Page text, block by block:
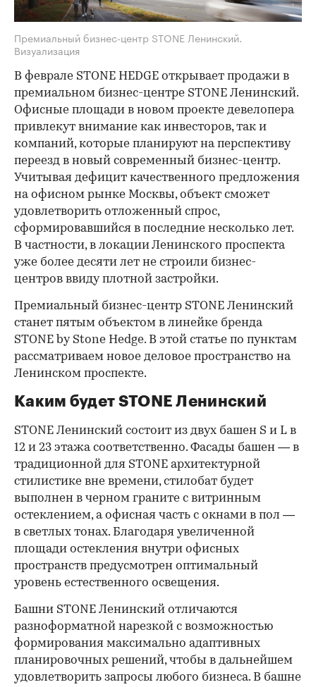
Премиальный бизнеc-центр STONE Ленинский.
Визуализация
В феврале STONE HEDGE открывает продажи в
премиальном бизнес-центре STONE Ленинский.
Офисные площади в новом проекте девелопера
привлекут внимание как инвесторов, так и
компаний, которые планируют на перспективу
переезд в новый современный бизнес-центр.
Учитывая дефицит качественного предложения
на офисном рынке Москвы, объект сможет
удовлетворить отложенный спрос,
сформировавшийся в последние несколько лет.
В частности, в локации Ленинского проспекта
уже более десяти лет не строили бизнес-
центров ввиду плотной застройки.
Премиальный бизнес-центр STONE Ленинский
станет пятым объектом в линейке бренда
STONE by Stone Hedgе. В этой статье по пунктам
рассматриваем новое деловое пространство на
Ленинском проспекте.
Каким будет STONE Ленинский
STONE Ленинский состоит из двух башен S и L в
12 и 23 этажа соответственно. Фасады башен — в
традиционной для STONE архитектурной
стилистике вне времени, стилобат будет
выполнен в черном граните с витринным
остеклением, а офисная часть с окнами в пол —
в светлых тонах. Благодаря увеличенной
площади остекления внутри офисных
пространств предусмотрен оптимальный
уровень естественного освещения.
Башни STONE Ленинский отличаются
разноформатной нарезкой с возможностью
формирования максимально адаптивных
планировочных решений, чтобы в дальнейшем
удовлетворить запросы любого бизнеса. В башне